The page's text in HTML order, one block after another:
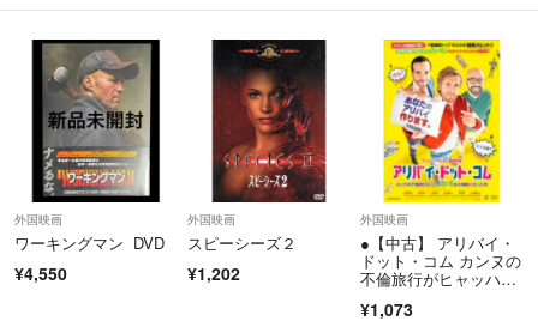
☆★お問い合わせ★☆
商品詳細ページ、または取引ページより、お問い合わせボタン押下＞問
い合わせフォーム より、お問い合わせください。
返信は当ショップ担当者からメールにてご返信いたします。
当店の、中古DVD・CDに関しましては、ほぼレンタル落ち中古商品の
出品となっております。
また、商品の付属品（付属特典DVDや小冊子・その他特典）は付いてお
りませんので、ご了承くださいませ。
外国映画
ワーキングマン DVD
¥4,550
外国映画
スピーシーズ２
¥1,202
外国映画
●【中古】 アリバイ・
ドット・コム カンヌの
不倫旅行がヒャッハ
件 (2巻セット) 、2 ウ
¥1,073